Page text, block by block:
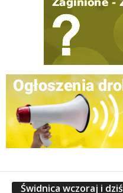
Świdnica wczoraj i dziś